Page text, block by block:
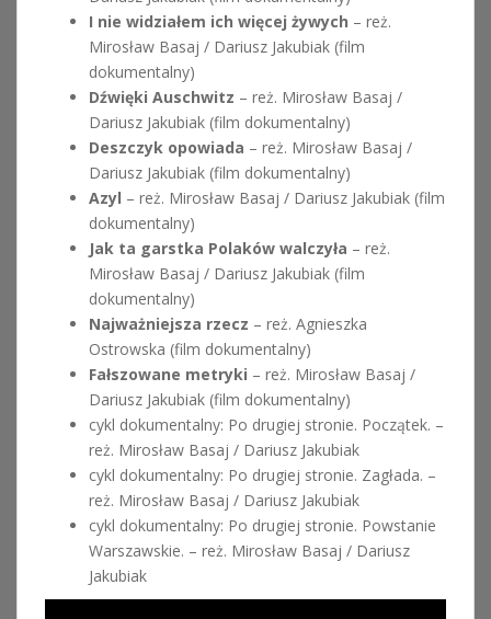
I nie widziałem ich więcej żywych – reż.
Mirosław Basaj / Dariusz Jakubiak (film
dokumentalny)
Dźwięki Auschwitz – reż. Mirosław Basaj /
Dariusz Jakubiak (film dokumentalny)
Deszczyk opowiada – reż. Mirosław Basaj /
Dariusz Jakubiak (film dokumentalny)
Azyl – reż. Mirosław Basaj / Dariusz Jakubiak (film
dokumentalny)
Jak ta garstka Polaków walczyła – reż.
Mirosław Basaj / Dariusz Jakubiak (film
dokumentalny)
Najważniejsza rzecz – reż. Agnieszka
Ostrowska (film dokumentalny)
Fałszowane metryki – reż. Mirosław Basaj /
Dariusz Jakubiak (film dokumentalny)
cykl dokumentalny: Po drugiej stronie. Początek. –
reż. Mirosław Basaj / Dariusz Jakubiak
cykl dokumentalny: Po drugiej stronie. Zagłada. –
reż. Mirosław Basaj / Dariusz Jakubiak
cykl dokumentalny: Po drugiej stronie. Powstanie
Warszawskie. – reż. Mirosław Basaj / Dariusz
Jakubiak